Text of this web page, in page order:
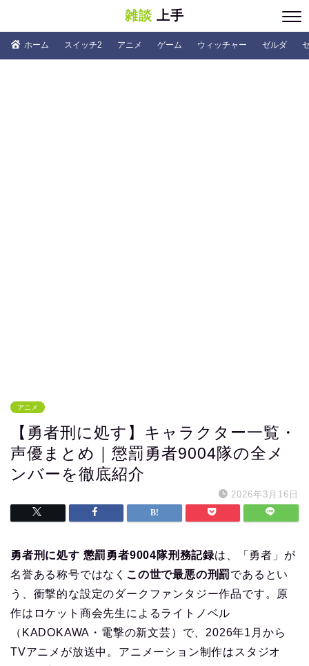
雑談 上手
ホーム スイッチ2 アニメ ゲーム ウィッチャー ゼルダ
アニメ
【勇者刑に処す】キャラクター一覧・
声優まとめ｜懲罰勇者9004隊の全メ
ンバーを徹底紹介
2026年3月16日
勇者刑に処す 懲罰勇者9004隊刑務記録は、「勇者」が
名誉ある称号ではなく この世で最悪の刑罰であるとい
う、衝撃的な設定のダークファンタジー作品です。原
作はロケット商会先生によるライトノベル
（KADOKAWA・電撃の新文芸）で、2026年1月から
TVアニメが放送中。アニメーション制作はスタジオ